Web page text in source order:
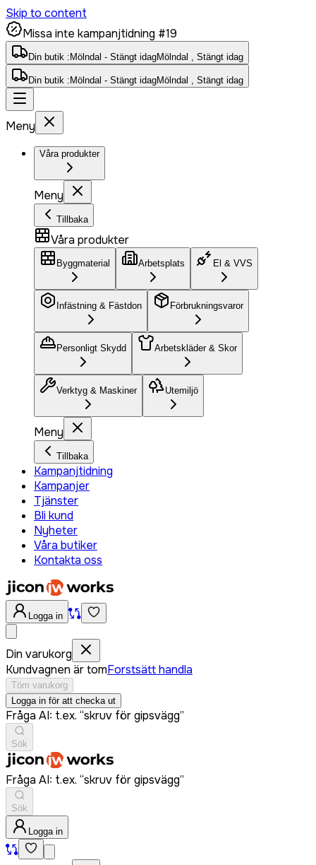
Skip to content
Missa inte kampanjtidning #19
Din butik : Mölndal - Stängt idagMölndal , Stängt idag
Din butik : Mölndal - Stängt idagMölndal , Stängt idag
Meny
Våra produkter
Meny
Tillbaka
Våra produkter
Byggmaterial Arbetsplats El & VVS
Infästning & Fästdon Förbrukningsvaror
Personligt Skydd Arbetskläder & Skor
Verktyg & Maskiner Utemiljö
Meny
Tillbaka
Kampanjtidning
Kampanjer
Tjänster
Bli kund
Nyheter
Våra butiker
Kontakta oss
Logga in
Din varukorg
Kundvagnen är tomForstsätt handla
Töm varukorg
Logga in för att checka ut
Fråga AI: t.ex. “skruv för gipsvägg”
Sök
Fråga AI: t.ex. “skruv för gipsvägg”
Sök
Logga in